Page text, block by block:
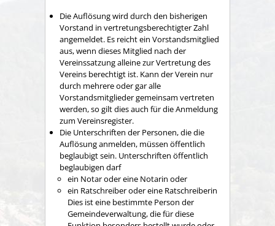
Die Auflösung wird durch den bisherigen
Vorstand in vertretungsberechtigter Zahl
angemeldet. Es reicht ein Vorstandsmitglied
aus, wenn dieses Mitglied nach der
Vereinssatzung alleine zur Vertretung des
Vereins berechtigt ist. Kann der Verein nur
durch mehrere oder gar alle
Vorstandsmitglieder gemeinsam vertreten
werden, so gilt dies auch für die Anmeldung
zum Vereinsregister.
Die Unterschriften der Personen, die die
Auflösung anmelden, müssen öffentlich
beglaubigt sein. Unterschriften öffentlich
beglaubigen darf
ein Notar oder eine Notarin oder
ein Ratschreiber oder eine Ratschreiberin
Dies ist eine bestimmte Person der
Gemeindeverwaltung, die für diese